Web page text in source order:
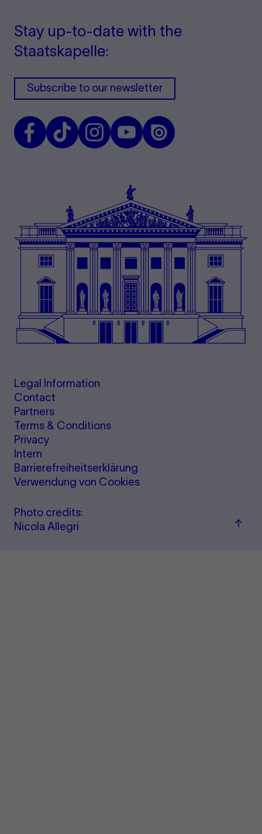
Stay up-to-date with the
Staatskapelle:
Subscribe to our newsletter
FacebookTikTokInstagramYoutubeIssuu
Legal Information
Contact
Partners
Terms & Conditions
Privacy
Intern
Barrierefreiheitserklärung
Verwendung von Cookies
Photo credits:
Nicola Allegri
Back